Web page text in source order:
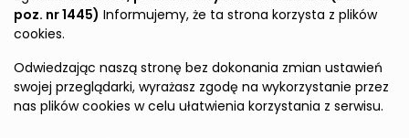
poz. nr 1445) Informujemy, że ta strona korzysta z plików
cookies.
Odwiedzając naszą stronę bez dokonania zmian ustawień
swojej przeglądarki, wyrażasz zgodę na wykorzystanie przez
nas plików cookies w celu ułatwienia korzystania z serwisu.